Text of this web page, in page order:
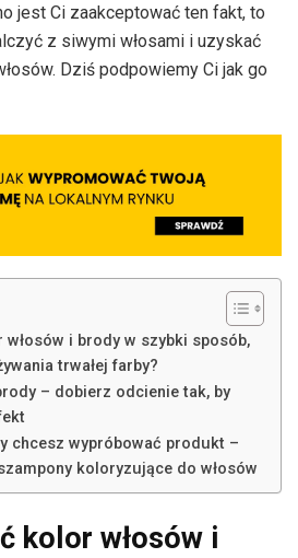
jest Ci zaakceptować ten fakt, to
z siwymi włosami i uzyskać
Dziś podpowiemy Ci jak go
i brody w szybki sposób,
trwałej farby?
– dobierz odcienie tak, by
chcesz wypróbować produkt –
koloryzujące do włosów
kolor włosów i